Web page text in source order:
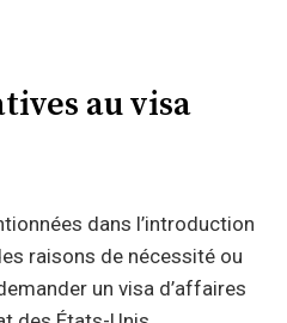
au visa
dans l’introduction
raisons de nécessité ou
un visa d’affaires